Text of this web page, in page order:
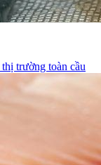
trường toàn cầu